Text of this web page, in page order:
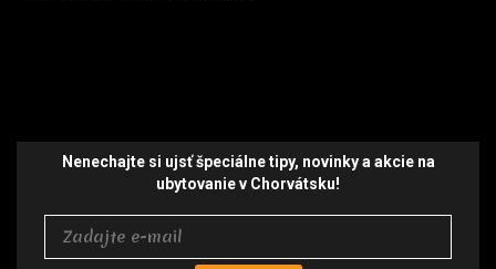
Nenechajte si ujsť špeciálne tipy, novinky a akcie na
ubytovanie v Chorvátsku!